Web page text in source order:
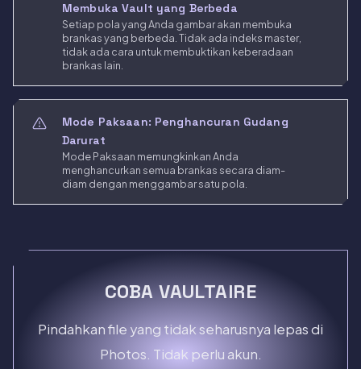
Membuka Vault yang Berbeda
Setiap pola yang Anda gambar akan membuka
brankas yang berbeda. Tidak ada indeks master,
tidak ada cara untuk membuktikan keberadaan
brankas lain.
Mode Paksaan: Penghancuran Gudang
Darurat
Mode Paksaan memungkinkan Anda
menghancurkan semua brankas secara diam-
diam dengan menggambar satu pola.
COBA VAULTAIRE
Pindahkan file yang tidak seharusnya lepas di
Photos. Tidak perlu akun.